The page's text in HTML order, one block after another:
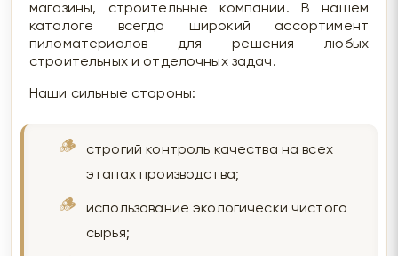
магазины, строительные компании. В нашем
каталоге всегда широкий ассортимент
пиломатериалов для решения любых
строительных и отделочных задач.
Наши сильные стороны:
строгий контроль качества на всех
этапах производства;
использование экологически чистого
сырья;